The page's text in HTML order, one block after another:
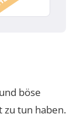
böse
zu tun haben.